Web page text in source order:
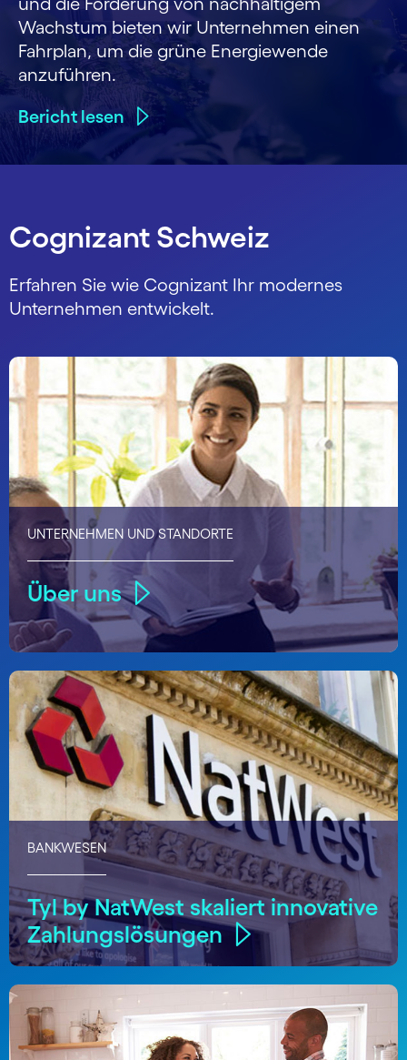
Wachstum bieten wir Unternehmen einen
Fahrplan, um die grüne Energiewende
anzuführen.
Bericht lesen
Cognizant Schweiz
Erfahren Sie wie Cognizant Ihr modernes
Unternehmen entwickelt.
UNTERNEHMEN UND STANDORTE
Über uns
BANKWESEN
Tyl by NatWest skaliert innovative
Zahlungslösungen